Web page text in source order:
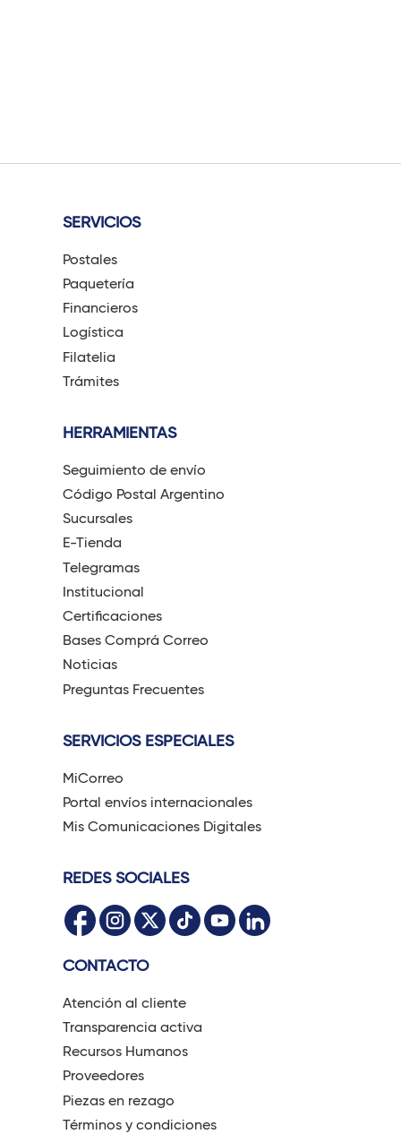
SERVICIOS
Postales
Paquetería
Financieros
Logística
Filatelia
Trámites
HERRAMIENTAS
Seguimiento de envío
Código Postal Argentino
Sucursales
E-Tienda
Telegramas
Institucional
Certificaciones
Bases Comprá Correo
Noticias
Preguntas Frecuentes
SERVICIOS ESPECIALES
MiCorreo
Portal envíos internacionales
Mis Comunicaciones Digitales
REDES SOCIALES
CONTACTO
Atención al cliente
Transparencia activa
Recursos Humanos
Proveedores
Piezas en rezago
Términos y condiciones